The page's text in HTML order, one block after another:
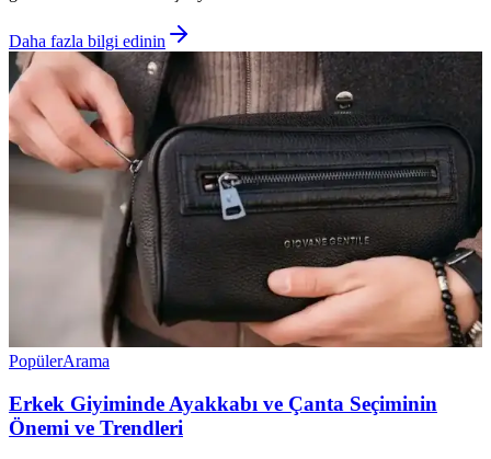
Daha fazla bilgi edinin
PopülerArama
Erkek Giyiminde Ayakkabı ve Çanta Seçiminin
Önemi ve Trendleri